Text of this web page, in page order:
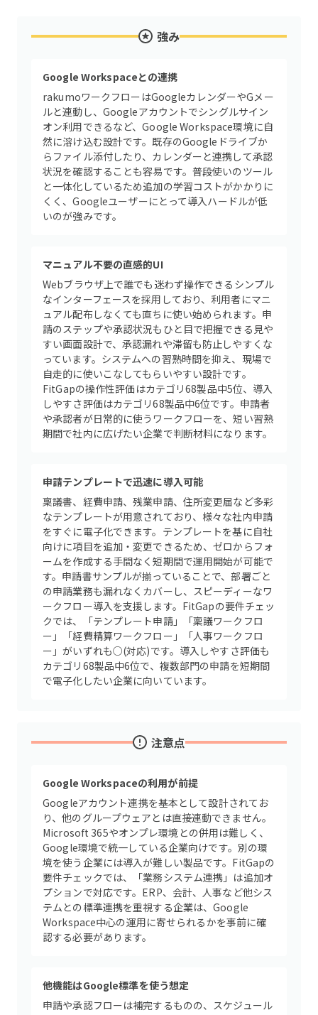
強み
Google Workspaceとの連携
rakumoワークフローはGoogleカレンダーやGメー
ルと連動し、Googleアカウントでシングルサイン
オン利用できるなど、Google Workspace環境に自
然に溶け込む設計です。既存のGoogleドライブか
らファイル添付したり、カレンダーと連携して承認
状況を確認することも容易です。普段使いのツール
と一体化しているため追加の学習コストがかかりに
くく、Googleユーザーにとって導入ハードルが低
いのが強みです。
マニュアル不要の直感的UI
Webブラウザ上で誰でも迷わず操作できるシンプル
なインターフェースを採用しており、利用者にマニ
ュアル配布しなくても直ちに使い始められます。申
請のステップや承認状況もひと目で把握できる見や
すい画面設計で、承認漏れや滞留も防止しやすくな
っています。システムへの習熟時間を抑え、現場で
自走的に使いこなしてもらいやすい設計です。
FitGapの操作性評価はカテゴリ68製品中5位、導入
しやすさ評価はカテゴリ68製品中6位です。申請者
や承認者が日常的に使うワークフローを、短い習熟
期間で社内に広げたい企業で判断材料になります。
申請テンプレートで迅速に導入可能
稟議書、経費申請、残業申請、住所変更届など多彩
なテンプレートが用意されており、様々な社内申請
をすぐに電子化できます。テンプレートを基に自社
向けに項目を追加・変更できるため、ゼロからフォ
ームを作成する手間なく短期間で運用開始が可能で
す。申請書サンプルが揃っていることで、部署ごと
の申請業務も漏れなくカバーし、スピーディーなワ
ークフロー導入を支援します。FitGapの要件チェッ
クでは、「テンプレート申請」「稟議ワークフロ
ー」「経費精算ワークフロー」「人事ワークフロ
ー」がいずれも○(対応)です。導入しやすさ評価も
カテゴリ68製品中6位で、複数部門の申請を短期間
で電子化したい企業に向いています。
注意点
Google Workspaceの利用が前提
Googleアカウント連携を基本として設計されてお
り、他のグループウェアとは直接連動できません。
Microsoft 365やオンプレ環境との併用は難しく、
Google環境で統一している企業向けです。別の環
境を使う企業には導入が難しい製品です。FitGapの
要件チェックでは、「業務システム連携」は追加オ
プションで対応です。ERP、会計、人事など他シス
テムとの標準連携を重視する企業は、Google
Workspace中心の運用に寄せられるかを事前に確
認する必要があります。
他機能はGoogle標準を使う想定
申請や承認フローは補完するものの、スケジュール